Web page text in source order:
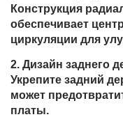
Конструкция
обеспечивает
циркуляции для
Дизайн заднего
Укрепите задний
может
платы.